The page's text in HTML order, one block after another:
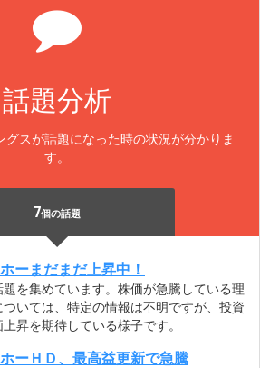
話題分析
グスが話題になった時の状況が分かりま
す。
7個の話題
ーまだまだ上昇中！
題を集めています。株価が急騰している理
いては、特定の情報は不明ですが、投資
昇を期待している様子です。
ーＨＤ、最高益更新で急騰